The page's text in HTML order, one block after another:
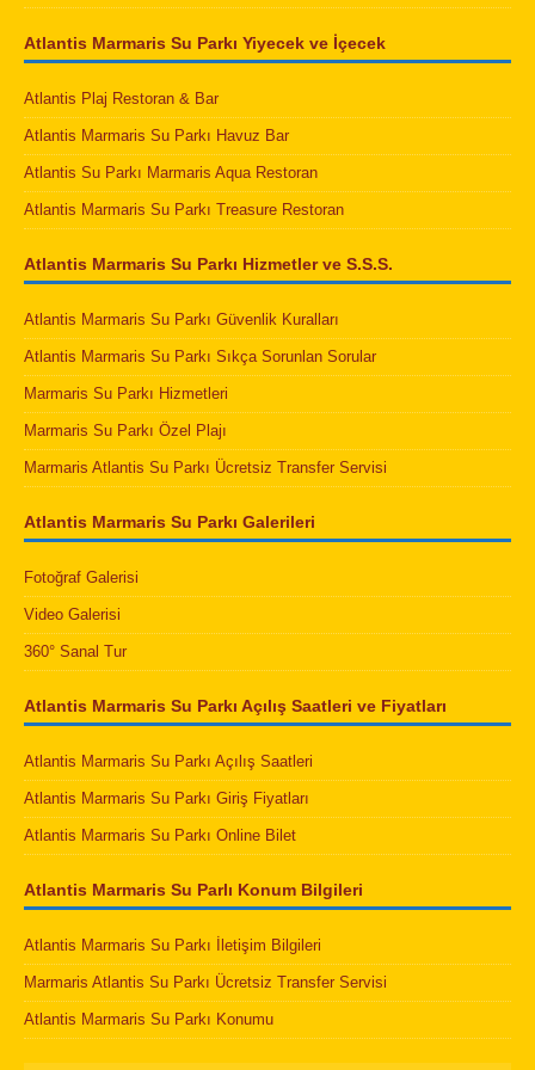
Atlantis Marmaris Su Parkı Yiyecek ve İçecek
Atlantis Plaj Restoran & Bar
Atlantis Marmaris Su Parkı Havuz Bar
Atlantis Su Parkı Marmaris Aqua Restoran
Atlantis Marmaris Su Parkı Treasure Restoran
Atlantis Marmaris Su Parkı Hizmetler ve S.S.S.
Atlantis Marmaris Su Parkı Güvenlik Kuralları
Atlantis Marmaris Su Parkı Sıkça Sorunlan Sorular
Marmaris Su Parkı Hizmetleri
Marmaris Su Parkı Özel Plajı
Marmaris Atlantis Su Parkı Ücretsiz Transfer Servisi
Atlantis Marmaris Su Parkı Galerileri
Fotoğraf Galerisi
Video Galerisi
360° Sanal Tur
Atlantis Marmaris Su Parkı Açılış Saatleri ve Fiyatları
Atlantis Marmaris Su Parkı Açılış Saatleri
Atlantis Marmaris Su Parkı Giriş Fiyatları
Atlantis Marmaris Su Parkı Online Bilet
Atlantis Marmaris Su Parlı Konum Bilgileri
Atlantis Marmaris Su Parkı İletişim Bilgileri
Marmaris Atlantis Su Parkı Ücretsiz Transfer Servisi
Atlantis Marmaris Su Parkı Konumu